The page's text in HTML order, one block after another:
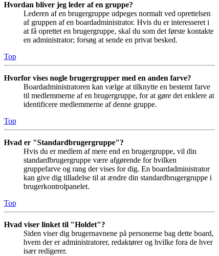
Hvordan bliver jeg leder af en gruppe?
Lederen af en brugergruppe udpeges normalt ved oprettelsen
af gruppen af en boardadministrator. Hvis du er interesseret i
at få oprettet en brugergruppe, skal du som det første kontakte
en administrator; forsøg at sende en privat besked.
Top
Hvorfor vises nogle brugergrupper med en anden farve?
Boardadministratoren kan vælge at tilknytte en bestemt farve
til medlemmerne af en brugergruppe, for at gøre det enklere at
identificere medlemmerne af denne gruppe.
Top
Hvad er "Standardbrugergruppe"?
Hvis du er medlem af mere end en brugergruppe, vil din
standardbrugergruppe være afgørende for hvilken
gruppefarve og rang der vises for dig. En boardadministrator
kan give dig tilladelse til at ændre din standardbrugergruppe i
brugerkontrolpanelet.
Top
Hvad viser linket til "Holdet"?
Siden viser dig brugernavnene på personerne bag dette board,
hvem der er administratorer, redaktører og hvilke fora de hver
især redigerer.